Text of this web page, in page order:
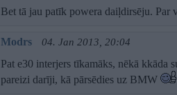
Bet tā jau patīk powera daiļdirsēju. Par
Modrs 04. Jan 2013, 20:04
Pat e30 interjers tīkamāks, nēkā
pareizi darīji, kā pārsēdies uz BMW